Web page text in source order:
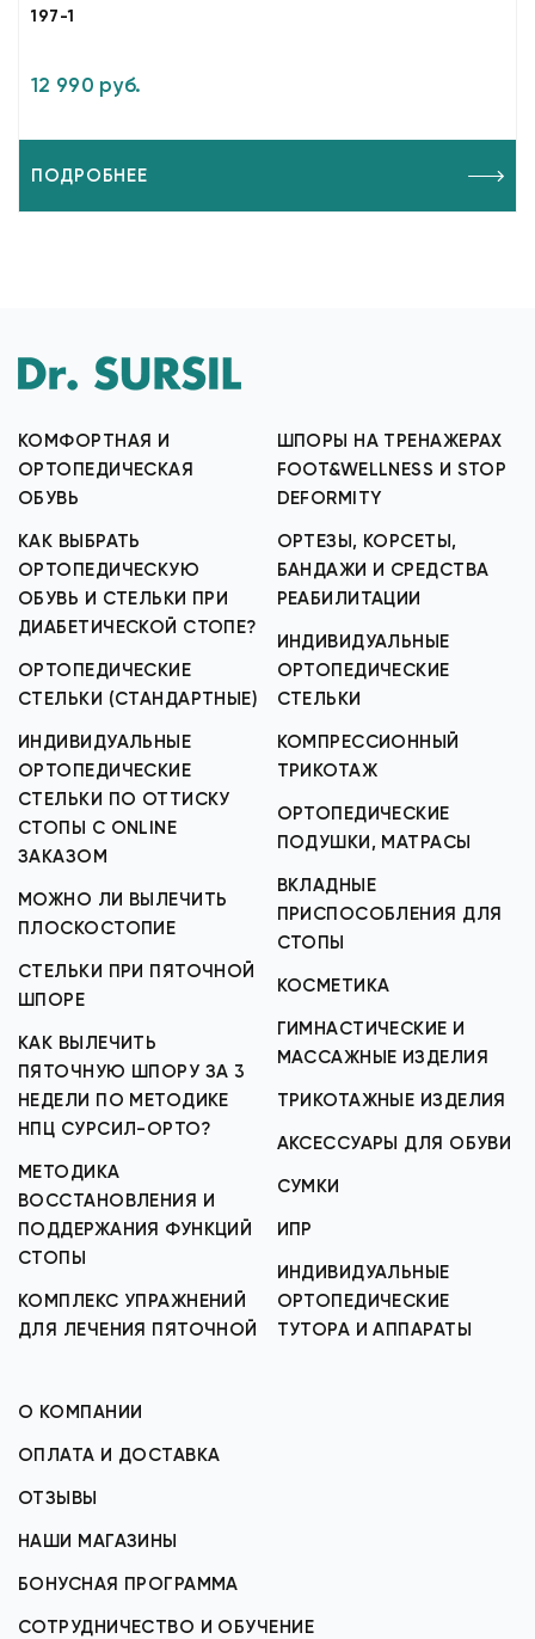
197-1
12 990 руб.
ПОДРОБНЕЕ
КОМФОРТНАЯ И
ОРТОПЕДИЧЕСКАЯ
ОБУВЬ
КАК ВЫБРАТЬ
ОРТОПЕДИЧЕСКУЮ
ОБУВЬ И СТЕЛЬКИ ПРИ
ДИАБЕТИЧЕСКОЙ СТОПЕ?
ОРТОПЕДИЧЕСКИЕ
СТЕЛЬКИ (СТАНДАРТНЫЕ)
ИНДИВИДУАЛЬНЫЕ
ОРТОПЕДИЧЕСКИЕ
СТЕЛЬКИ ПО ОТТИСКУ
СТОПЫ С ONLINE
ЗАКАЗОМ
МОЖНО ЛИ ВЫЛЕЧИТЬ
ПЛОСКОСТОПИЕ
СТЕЛЬКИ ПРИ ПЯТОЧНОЙ
ШПОРЕ
КАК ВЫЛЕЧИТЬ
ПЯТОЧНУЮ ШПОРУ ЗА 3
НЕДЕЛИ ПО МЕТОДИКЕ
НПЦ СУРСИЛ-ОРТО?
МЕТОДИКА
ВОССТАНОВЛЕНИЯ И
ПОДДЕРЖАНИЯ ФУНКЦИЙ
СТОПЫ
КОМПЛЕКС УПРАЖНЕНИЙ
ДЛЯ ЛЕЧЕНИЯ ПЯТОЧНОЙ
ШПОРЫ НА ТРЕНАЖЕРАХ
FOOT&WELLNESS И STOP
DEFORMITY
ОРТЕЗЫ, КОРСЕТЫ,
БАНДАЖИ И СРЕДСТВА
РЕАБИЛИТАЦИИ
ИНДИВИДУАЛЬНЫЕ
ОРТОПЕДИЧЕСКИЕ
СТЕЛЬКИ
КОМПРЕССИОННЫЙ
ТРИКОТАЖ
ОРТОПЕДИЧЕСКИЕ
ПОДУШКИ, МАТРАСЫ
ВКЛАДНЫЕ
ПРИСПОСОБЛЕНИЯ ДЛЯ
СТОПЫ
КОСМЕТИКА
ГИМНАСТИЧЕСКИЕ И
МАССАЖНЫЕ ИЗДЕЛИЯ
ТРИКОТАЖНЫЕ ИЗДЕЛИЯ
АКСЕССУАРЫ ДЛЯ ОБУВИ
СУМКИ
ИПР
ИНДИВИДУАЛЬНЫЕ
ОРТОПЕДИЧЕСКИЕ
ТУТОРА И АППАРАТЫ
О КОМПАНИИ
ОПЛАТА И ДОСТАВКА
ОТЗЫВЫ
НАШИ МАГАЗИНЫ
БОНУСНАЯ ПРОГРАММА
СОТРУДНИЧЕСТВО И ОБУЧЕНИЕ